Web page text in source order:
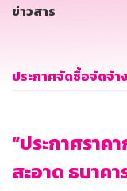
ข่าวสาร
ประกาศจัดซื้อจัดจ้า
“ประกาศราค
สะอาด ธนาค